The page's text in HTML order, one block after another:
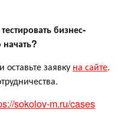
бизнес-
начать?
оставьте заявку на сайте.
sokolov-m.ru/cases